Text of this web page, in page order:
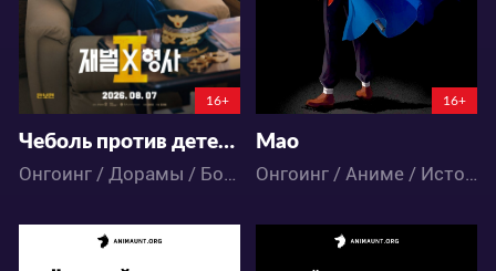
6:14:12:56
16+
Чеболь против детектива 2
Онгоинг / Дорамы / Боевик / Комедия / Мистика / Триллер
6:8:58:56
16+
Мао
Онгоинг / Аниме / Исторический / Сёнэн